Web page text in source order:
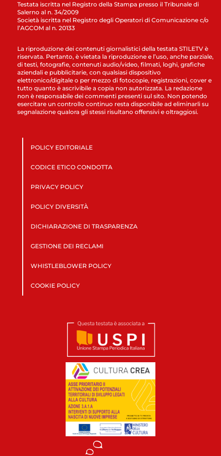
Testata iscritta nel Registro della Stampa presso il Tribunale di
Salerno al n. 34/2009
Società iscritta nel Registro degli Operatori di Comunicazione c/o
l’AGCOM al n. 20133
La riproduzione dei contenuti giornalistici della testata STILETV è
riservata. Pertanto, è vietata la riproduzione e l’uso, anche parziale,
di testi, fotografie, contenuti audio/video, filmati, loghi, grafiche
aziendali e pubblicitarie, con qualsiasi dispositivo
elettronico/digitale o per mezzo di fotocopie, registrazioni, cover e
tutto quanto è ascrivibile a copia non autorizzata. La redazione
non è responsabile dei commenti presenti sul sito. Non potendo
esercitare un controllo continuo resta disponibile ad eliminarli su
segnalazione qualora gli stessi risultano offensivi e oltraggiosi.
POLICY EDITORIALE
CODICE ETICO CONDOTTA
PRIVACY POLICY
POLICY DIVERSITÀ
DICHIARAZIONE DI TRASPARENZA
GESTIONE DEI RECLAMI
WHISTLEBLOWER POLICY
COOKIE POLICY